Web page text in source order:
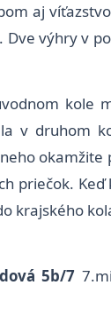
aj
výhry v
kole
v druhom
okamžite
priečok.
krajského
5b/7